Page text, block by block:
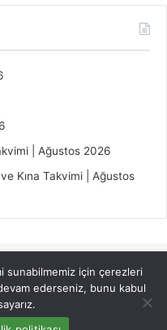
| Ağustos 2026
Kına Takvimi | Ağustos
|
Jannah Theme by
sunabilmemiz için çerezleri
ederseniz, bunu kabul